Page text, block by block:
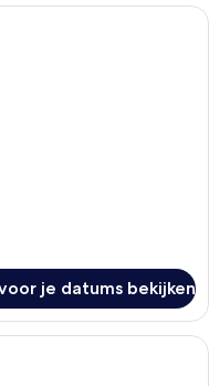
hotelkamer met een
je datums bekijken
met een tafel, stoel en